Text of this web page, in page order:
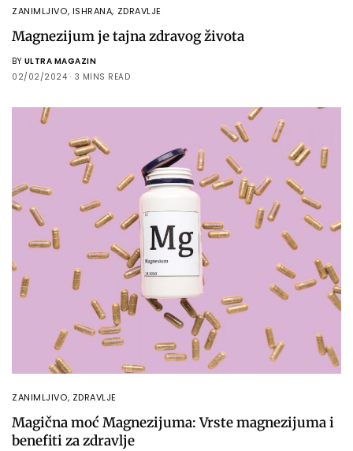
ZANIMLJIVO, ISHRANA, ZDRAVLJE
Magnezijum je tajna zdravog života
BY ULTRA MAGAZIN
02/02/2024
3 MINS READ
ZANIMLJIVO, ZDRAVLJE
Magična moć Magnezijuma: Vrste magnezijuma i
benefiti za zdravlje